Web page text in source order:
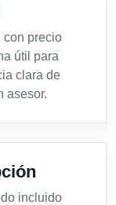
con precio
útil para
clara de
asesor.
incluido